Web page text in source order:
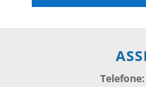
Telefone: